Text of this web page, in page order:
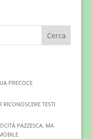
Cerca
PRECOCE
TESTI
PAZZESCA. MA